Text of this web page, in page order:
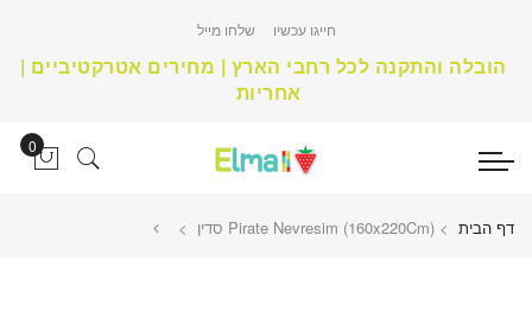
חייגו עכשיו שלחו מייל
הובלה והתקנה לכל רחבי הארץ | מחירים אטרקטיביים |
אחריות
דף הבית > Pirate Nevresim (160x220Cm) סדין >